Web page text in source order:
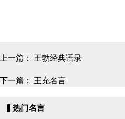
上一篇： 王勃经典语录
下一篇： 王充名言
▍热门名言